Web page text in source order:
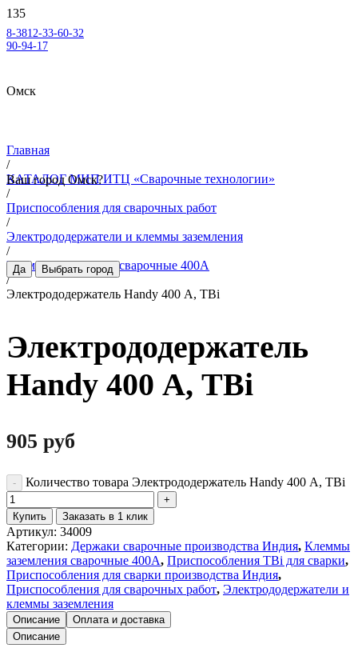
8-3812-33-60-32
90-94-17
Омск
Ваш городОмск?
Да Выбрать город
Главная
/
КАТАЛОГ МИП ИТЦ «Сварочные технологии»
/
Приспособления для сварочных работ
/
Электрододержатели и клеммы заземления
/
Клеммы заземления сварочные 400А
/
Электрододержатель Handy 400 А, TBi
Электрододержатель
Handy 400 А, TBi
905 руб
Количество товара Электрододержатель Handy 400 А, TBi
Купить Заказать в 1 клик
Артикул: 34009
Категории: Держаки сварочные производства Индия, Клеммы
заземления сварочные 400А, Приспособления TBi для сварки,
Приспособления для сварки производства Индия,
Приспособления для сварочных работ, Электрододержатели и
клеммы заземления
Описание
Оплата и доставка
Описание